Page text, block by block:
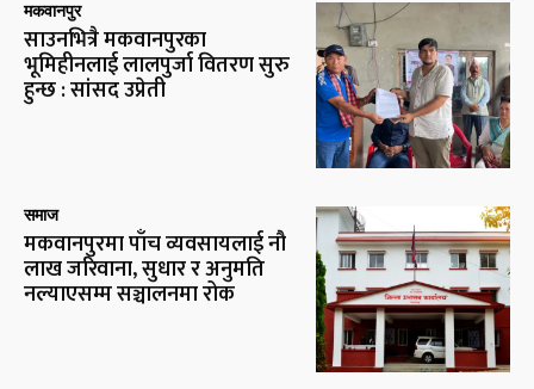
मकवानपुर
साउनभित्रै मकवानपुरका
भूमिहीनलाई लालपुर्जा वितरण सुरु
हुन्छ : सांसद उप्रेती
समाज
मकवानपुरमा पाँच व्यवसायलाई नौ
लाख जरिवाना, सुधार र अनुमति
नल्याएसम्म सञ्चालनमा रोक